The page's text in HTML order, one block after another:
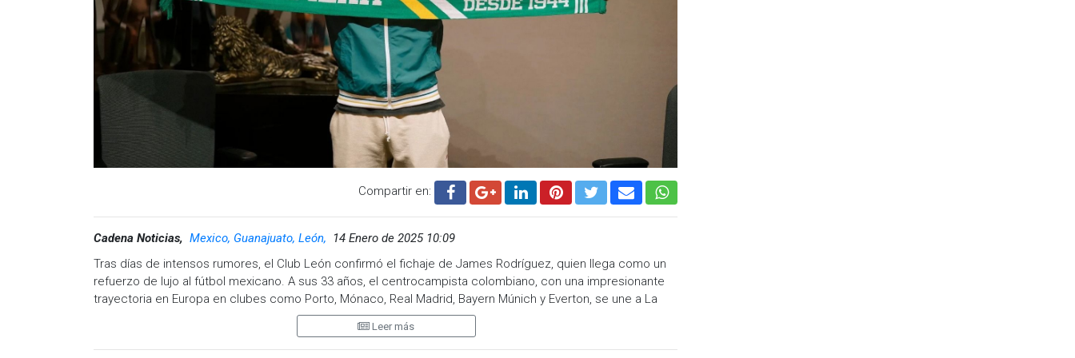
León: “En los últimos meses presentamos pruebas que confirman que el Club León se maneja de manera
autónoma en todos los aspectos económicos, administrativos y deportivos”.
La FIFA aún no ha anunciado qué equipo reemplazará a León en el Mundial de Clubes 2025, pero se espera
que en las próximas semanas se dé a conocer la decisión.
Visita y accede a todo nuestro contenido | www.cadenanoticias.com
Facebook:
| Instagram: @cadenanoticiasmx
Whatsapp:
@CadenaNoticias @CadenaNoticias
Compartir en:
Cadena Noticias, Mexico, Guanajuato, León,
14 Enero de 2025 10:09
Tras días de intensos rumores, el Club León confirmó el fichaje de James Rodríguez, quien llega como un
refuerzo de lujo al fútbol mexicano. A sus 33 años, el centrocampista colombiano, con una impresionante
trayectoria en Europa en clubes como Porto, Mónaco, Real Madrid, Bayern Múnich y Everton, se une a La
Fiera tras su último paso por el Rayo Vallecano de LaLiga.
La presentación de James no pasó desapercibida. Inspirada en la película Gladiador, el club realizó un
Leer más